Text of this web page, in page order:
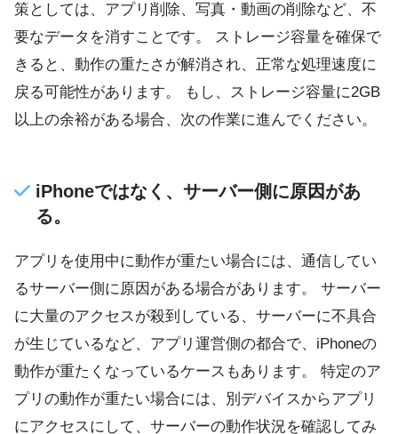
策としては、アプリ削除、写真・動画の削除など、不
要なデータを消すことです。 ストレージ容量を確保で
きると、動作の重たさが解消され、正常な処理速度に
戻る可能性があります。 もし、ストレージ容量に2GB
以上の余裕がある場合、次の作業に進んでください。
iPhoneではなく、サーバー側に原因があ
る。
アプリを使用中に動作が重たい場合には、通信してい
るサーバー側に原因がある場合があります。 サーバー
に大量のアクセスが殺到している、サーバーに不具合
が生じているなど、アプリ運営側の都合で、iPhoneの
動作が重たくなっているケースもあります。 特定のア
プリの動作が重たい場合には、別デバイスからアプリ
にアクセスにして、サーバーの動作状況を確認してみ